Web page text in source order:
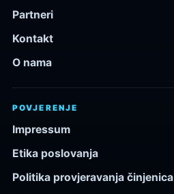
Partneri
Kontakt
O nama
POVJERENJE
Impressum
Etika poslovanja
Politika provjeravanja činjenica